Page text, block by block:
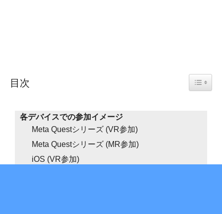
目次 Toggle
各デバイスでの参加イメージ
Meta Questシリーズ (VR参加)
Meta Questシリーズ (MR参加)
iOS (VR参加)